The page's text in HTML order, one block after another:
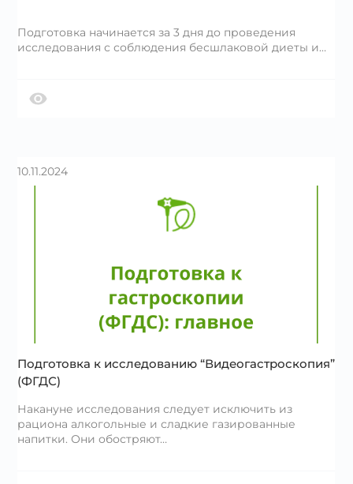
Подготовка начинается за 3 дня до проведения
исследования с соблюдения бесшлаковой диеты и…
10.11.2024
Подготовка к исследованию “Видеогастроскопия”
(ФГДС)
Накануне исследования следует исключить из
рациона алкогольные и сладкие газированные
напитки. Они обостряют…